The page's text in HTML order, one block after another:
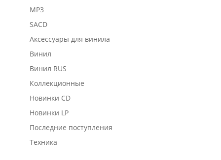
MP3
SACD
Аксессуары для винила
Винил
Винил RUS
Коллекционные
Новинки CD
Новинки LP
Последние поступления
Техника